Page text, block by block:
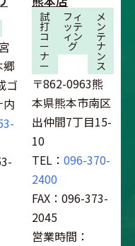
郷
ゴ
内
試
打
コ
ー
ナ
ー
フィ
ッテ
ィン
グ
メ
ン
テ
ナ
ン
ス
〒862-0963熊
本県熊本市南区
出仲間7丁目15-
10
TEL： 096-370-
2400
FAX：096-373-
2045
営業時間：